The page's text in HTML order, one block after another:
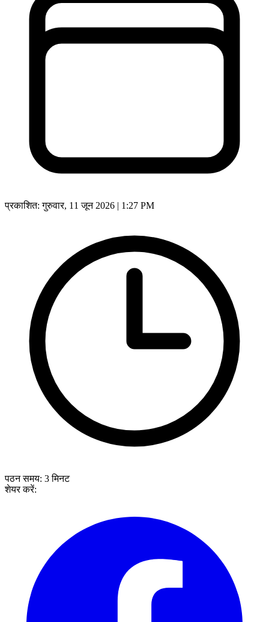
प्रकाशित:गुरुवार, 11 जून 2026 | 1:27 PM
पठन समय: 3मिनट
शेयर करें: